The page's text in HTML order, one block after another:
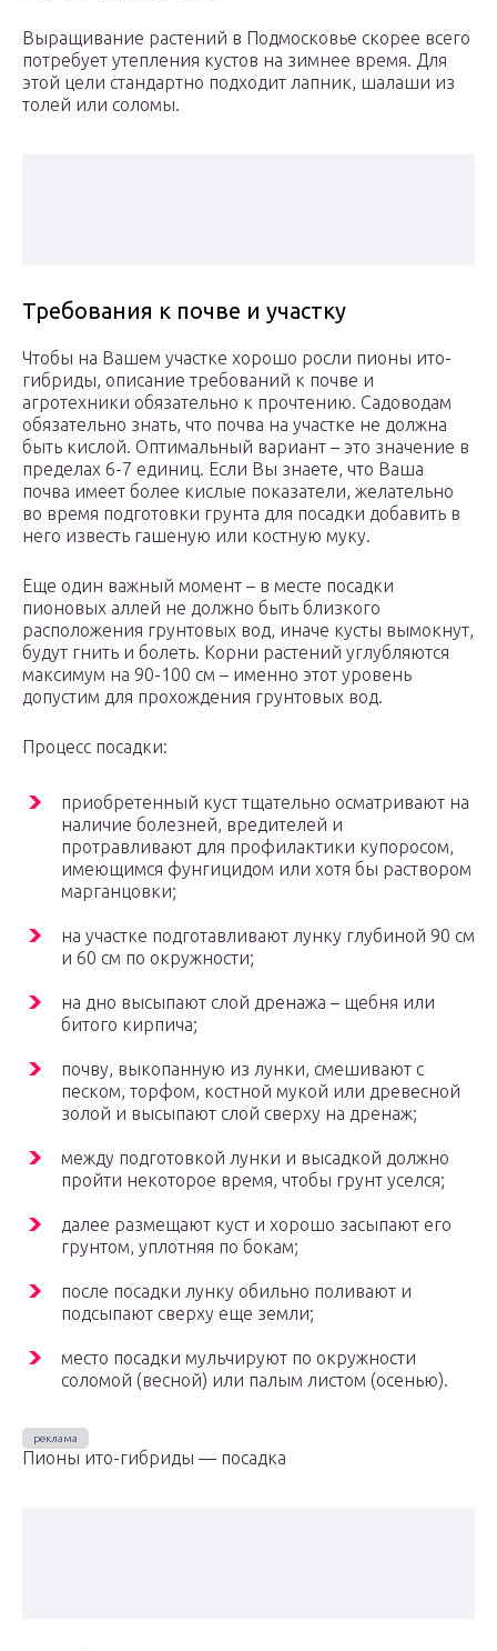
Выращивание растений в Подмосковье скорее всего
потребует утепления кустов на зимнее время. Для
этой цели стандартно подходит лапник, шалаши из
толей или соломы.
Требования к почве и участку
Чтобы на Вашем участке хорошо росли пионы ито-
гибриды, описание требований к почве и
агротехники обязательно к прочтению. Садоводам
обязательно знать, что почва на участке не должна
быть кислой. Оптимальный вариант – это значение в
пределах 6-7 единиц. Если Вы знаете, что Ваша
почва имеет более кислые показатели, желательно
во время подготовки грунта для посадки добавить в
него известь гашеную или костную муку.
Еще один важный момент – в месте посадки
пионовых аллей не должно быть близкого
расположения грунтовых вод, иначе кусты вымокнут,
будут гнить и болеть. Корни растений углубляются
максимум на 90-100 см – именно этот уровень
допустим для прохождения грунтовых вод.
Процесс посадки:
приобретенный куст тщательно осматривают на
наличие болезней, вредителей и
протравливают для профилактики купоросом,
имеющимся фунгицидом или хотя бы раствором
марганцовки;
на участке подготавливают лунку глубиной 90 см
и 60 см по окружности;
на дно высыпают слой дренажа – щебня или
битого кирпича;
почву, выкопанную из лунки, смешивают с
песком, торфом, костной мукой или древесной
золой и высыпают слой сверху на дренаж;
между подготовкой лунки и высадкой должно
пройти некоторое время, чтобы грунт уселся;
далее размещают куст и хорошо засыпают его
грунтом, уплотняя по бокам;
после посадки лунку обильно поливают и
подсыпают сверху еще земли;
место посадки мульчируют по окружности
соломой (весной) или палым листом (осенью).
Пионы ито-гибриды — посадка